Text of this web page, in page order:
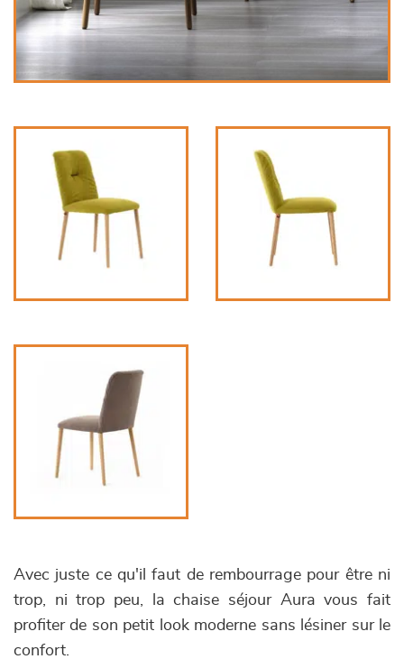
Avec juste ce qu'il faut de rembourrage pour être ni
trop, ni trop peu, la chaise séjour Aura vous fait
profiter de son petit look moderne sans lésiner sur le
confort.